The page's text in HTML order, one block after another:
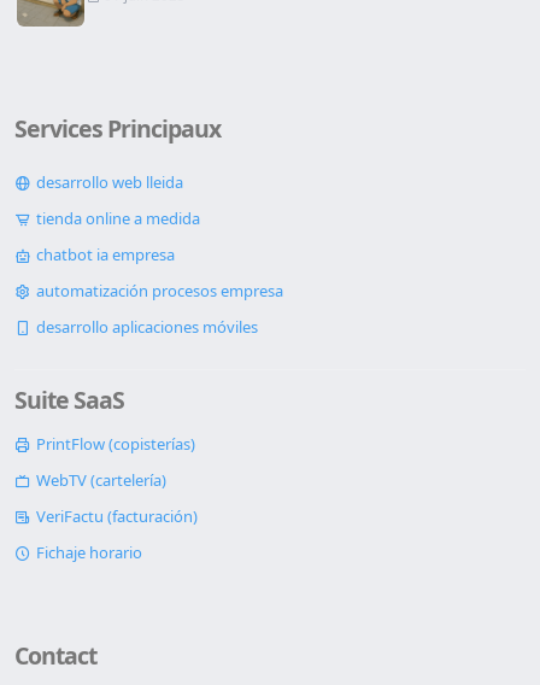
Services Principaux
desarrollo web lleida
tienda online a medida
chatbot ia empresa
automatización procesos empresa
desarrollo aplicaciones móviles
Suite SaaS
PrintFlow (copisterías)
WebTV (cartelería)
VeriFactu (facturación)
Fichaje horario
Contact